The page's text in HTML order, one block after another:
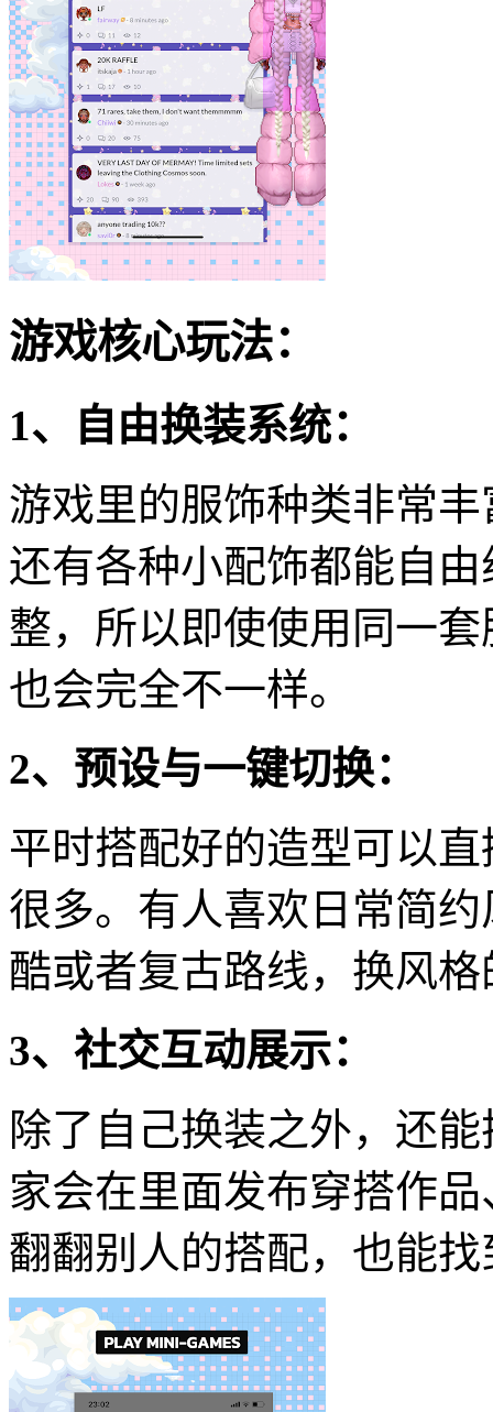
游戏核心玩法：
1、自由换装系统：
游戏里的服饰种类非常
还有各种小配饰都能自
整，所以即使使用同一
也会完全不一样。
2、预设与一键切换：
平时搭配好的造型可以
很多。有人喜欢日常简
酷或者复古路线，换风
3、社交互动展示：
除了自己换装之外，还
家会在里面发布穿搭作
翻翻别人的搭配，也能